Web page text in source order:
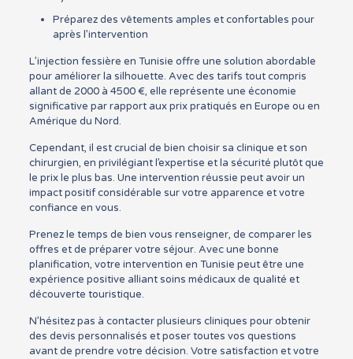
Préparez des vêtements amples et confortables pour
après l’intervention
L’injection fessière en Tunisie offre une solution abordable
pour améliorer la silhouette. Avec des tarifs tout compris
allant de 2000 à 4500 €, elle représente une économie
significative par rapport aux prix pratiqués en Europe ou en
Amérique du Nord.
Cependant, il est crucial de bien choisir sa clinique et son
chirurgien, en privilégiant l’expertise et la sécurité plutôt que
le prix le plus bas. Une intervention réussie peut avoir un
impact positif considérable sur votre apparence et votre
confiance en vous.
Prenez le temps de bien vous renseigner, de comparer les
offres et de préparer votre séjour. Avec une bonne
planification, votre intervention en Tunisie peut être une
expérience positive alliant soins médicaux de qualité et
découverte touristique.
N’hésitez pas à contacter plusieurs cliniques pour obtenir
des devis personnalisés et poser toutes vos questions
avant de prendre votre décision. Votre satisfaction et votre